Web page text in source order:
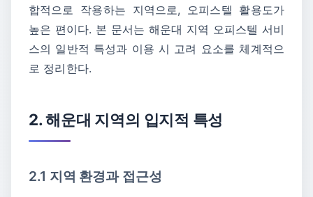
합적으로 작용하는 지역으로, 오피스텔 활용도가
높은 편이다. 본 문서는 해운대 지역 오피스텔 서비
스의 일반적 특성과 이용 시 고려 요소를 체계적으
로 정리한다.
2. 해운대 지역의 입지적 특성
2.1 지역 환경과 접근성